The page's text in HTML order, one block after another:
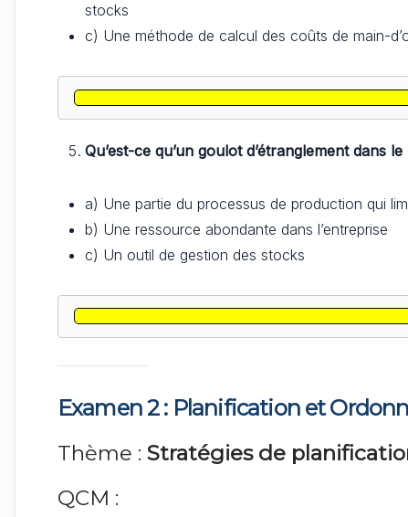
stocks
c) Une méthode de calcul des coûts de main-
Qu’est-ce qu’un goulot d’étranglement dans
a) Une partie du processus de production qui
b) Une ressource abondante dans l’entreprise
c) Un outil de gestion des stocks
Examen 2 : Planification et
Thème : Stratégies de
QCM :